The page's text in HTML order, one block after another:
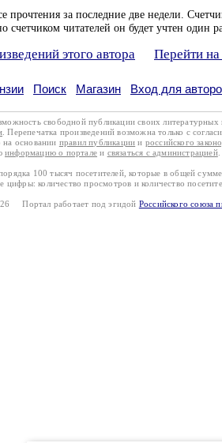
прочтения за последние две недели.
счетчиком читателей он будет учтен один
этого автора Перейти
Поиск Магазин Вход для
свободной публикации своих
. Перепечатка произведений возможна только с
на основании правил публикации и российского
информацию о портале и связаться с администрацией.
100 тысяч посетителей, которые в общей
цифры: количество просмотров и количество
Портал работает под эгидой Российского союза